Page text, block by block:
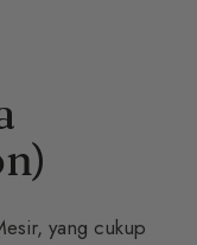
yang cukup